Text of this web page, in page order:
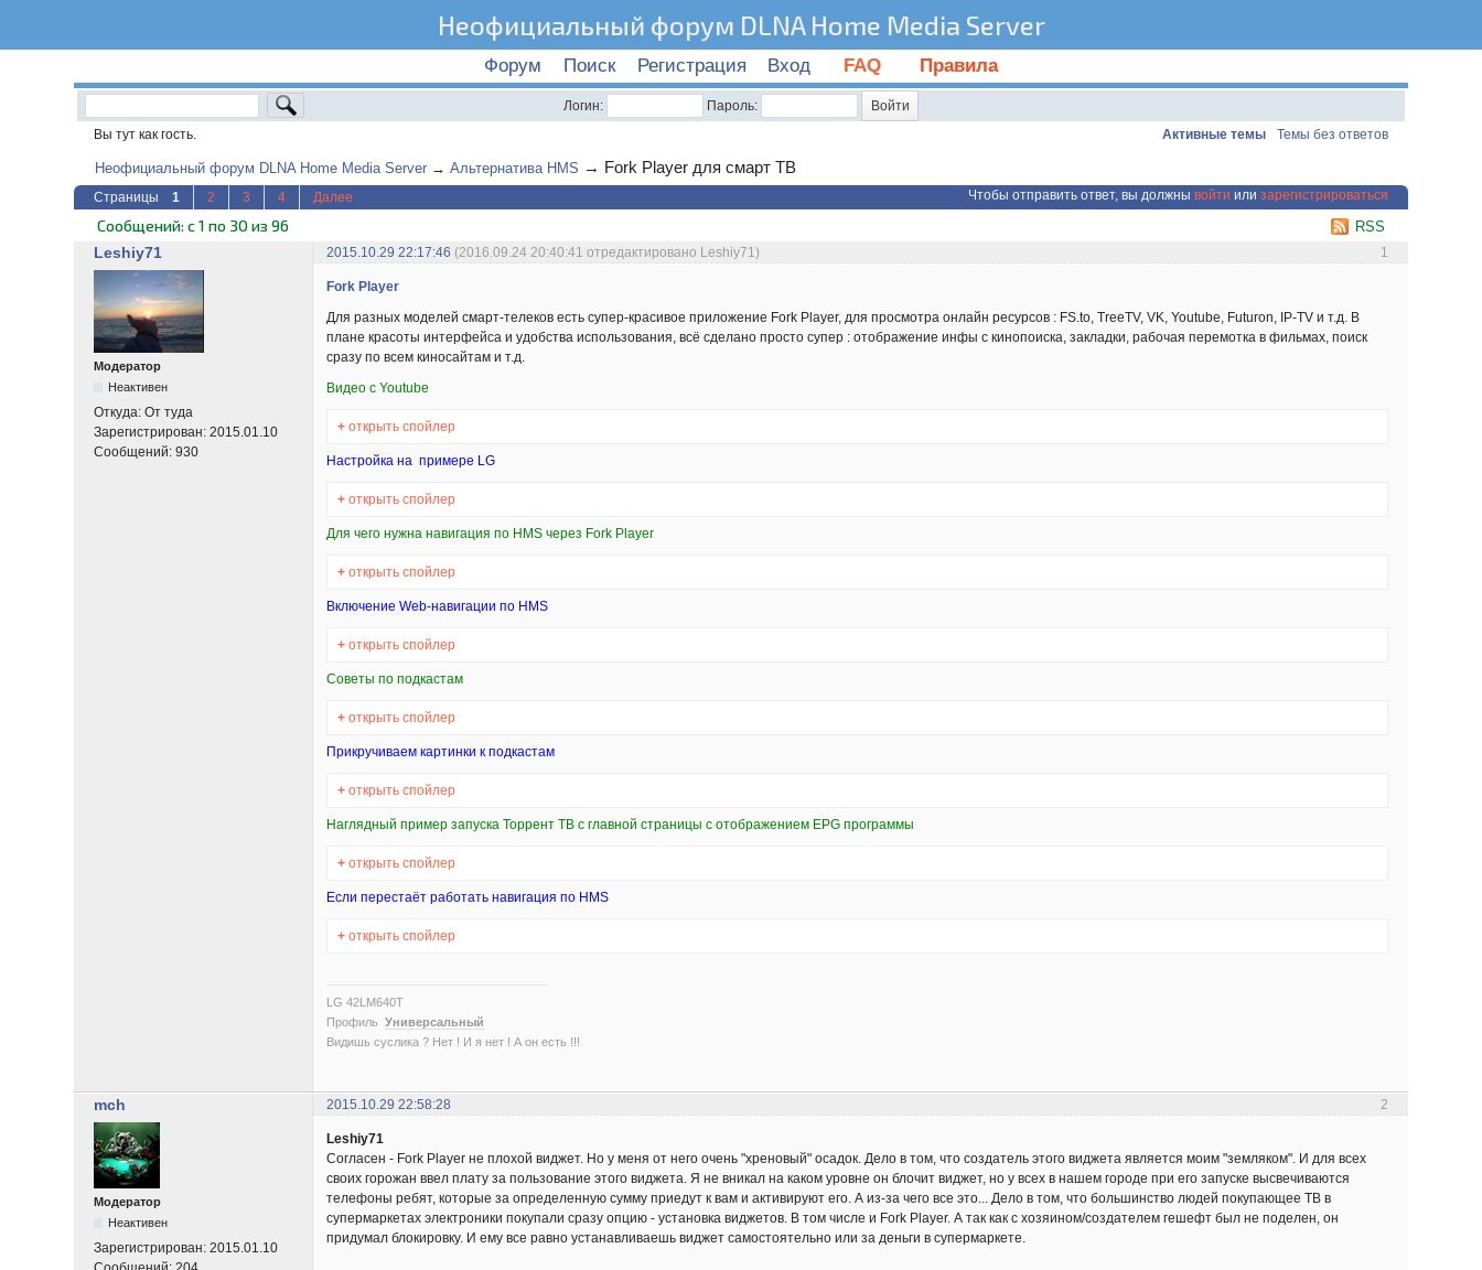
Неофициальный форум DLNA Home Media Server
Форум Поиск Регистрация Вход FAQ Правила
Логин:
Пароль:
Вы тут как гость.
Активные темы Темы без ответов
Неофициальный форум DLNA Home Media Server → Альтернатива HMS → Fork Player для смарт ТВ
Страницы 1 2 3 4 Далее Чтобы отправить ответ, вы должны войти или зарегистрироваться
RSS
Сообщений: с 1 по 30 из 96
1
Leshiy71 2015.10.29 22:17:46 (2016.09.24 20:40:41 отредактировано Leshiy71)
Модератор
Неактивен
Откуда:От туда
Зарегистрирован:2015.01.10
Сообщений:930
Fork Player
Для разных моделей смарт-телеков есть супер-красивое приложение Fork Player, для просмотра онлайн ресурсов : FS.to, TreeTV, VK, Youtube, Futuron, IP-TV и т.д. В
плане красоты интерфейса и удобства использования, всё сделано просто супер : отображение инфы с кинопоиска, закладки, рабочая перемотка в фильмах, поиск
сразу по всем киносайтам и т.д.
Видео с Youtube
+ открыть спойлер
Настройка на примере LG
+ открыть спойлер
Для чего нужна навигация по HMS через Fork Player
+ открыть спойлер
Включение Web-навигации по HMS
+ открыть спойлер
Советы по подкастам
+ открыть спойлер
Прикручиваем картинки к подкастам
+ открыть спойлер
Наглядный пример запуска Торрент ТВ с главной страницы с отображением EPG программы
+ открыть спойлер
Если перестаёт работать навигация по HMS
+ открыть спойлер
LG 42LM640T
ПрофильУниверсальный
Видишь суслика ? Нет ! И я нет ! А он есть !!!
2
mch 2015.10.29 22:58:28
Модератор
Неактивен
Зарегистрирован:2015.01.10
Leshiy71
Согласен - Fork Player не плохой виджет. Но у меня от него очень "хреновый" осадок. Дело в том, что создатель этого виджета является моим "земляком". И для всех
своих горожан ввел плату за пользование этого виджета. Я не вникал на каком уровне он блочит виджет, но у всех в нашем городе при его запуске высвечиваются
телефоны ребят, которые за определенную сумму приедут к вам и активируют его. А из-за чего все это... Дело в том, что большинство людей покупающее ТВ в
супермаркетах электроники покупали сразу опцию - установка виджетов. В том числе и Fork Player. А так как с хозяином/создателем гешефт был не поделен, он
придумал блокировку. И ему все равно устанавливаешь виджет самостоятельно или за деньги в супермаркете.